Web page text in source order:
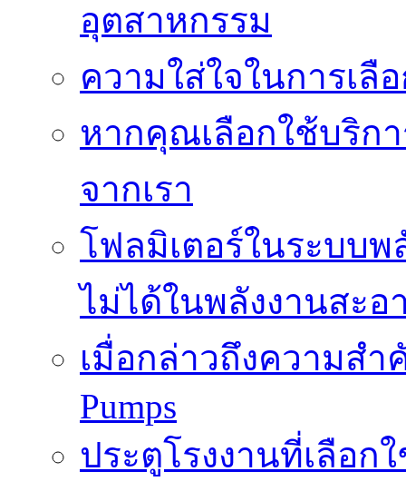
อุตสาหกรรม
ความใส่ใจในการเ
หากคุณเลือกใช้บริก
จากเรา
โฟลมิเตอร์ในระบบ
ไม่ได้ในพลังงานสะอ
เมื่อกล่าวถึงความสำ
Pumps
ประตูโรงงานที่เลือ